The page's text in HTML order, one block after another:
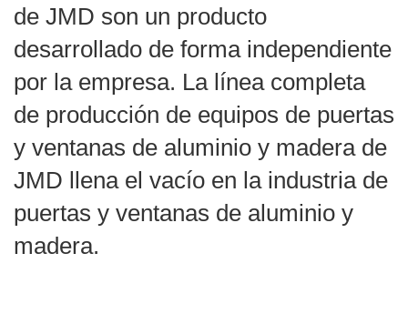
de JMD son un producto
desarrollado de forma independiente
por la empresa. La línea completa
de producción de equipos de puertas
y ventanas de aluminio y madera de
JMD llena el vacío en la industria de
puertas y ventanas de aluminio y
madera.